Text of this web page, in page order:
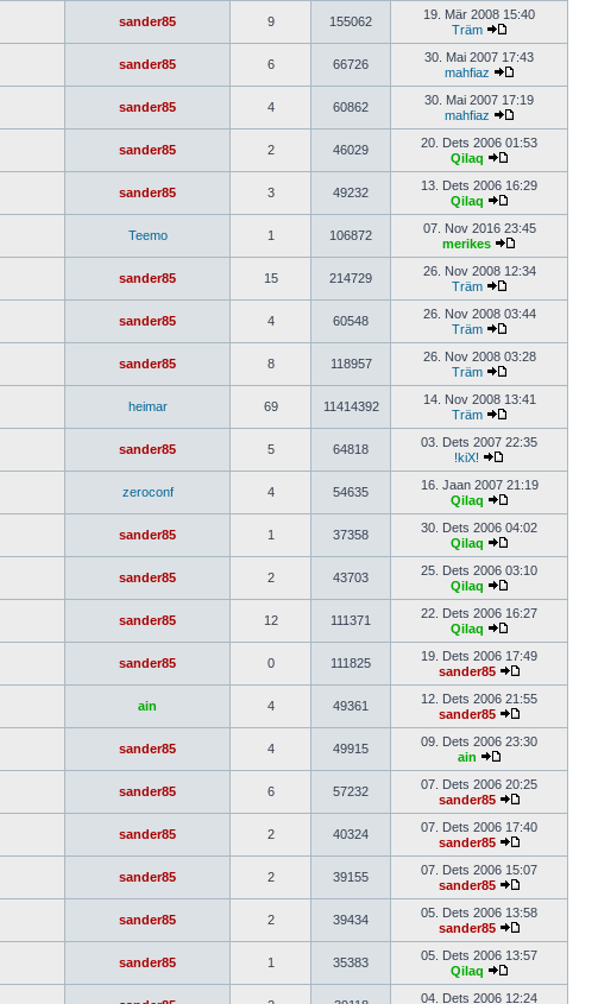
sander85 9 155062
19. Mär 2008 15:40
Träm
sander85 6 66726
30. Mai 2007 17:43
mahfiaz
sander85 4 60862
30. Mai 2007 17:19
mahfiaz
sander85 2 46029
20. Dets 2006 01:53
Qilaq
sander85 3 49232
13. Dets 2006 16:29
Qilaq
Teemo 1 106872
07. Nov 2016 23:45
merikes
sander85 15 214729
26. Nov 2008 12:34
Träm
sander85 4 60548
26. Nov 2008 03:44
Träm
sander85 8 118957
26. Nov 2008 03:28
Träm
heimar 69 11414392
14. Nov 2008 13:41
Träm
sander85 5 64818
03. Dets 2007 22:35
!kiX!
zeroconf 4 54635
16. Jaan 2007 21:19
Qilaq
sander85 1 37358
30. Dets 2006 04:02
Qilaq
sander85 2 43703
25. Dets 2006 03:10
Qilaq
sander85 12 111371
22. Dets 2006 16:27
Qilaq
sander85 0 111825
19. Dets 2006 17:49
sander85
ain 4 49361
12. Dets 2006 21:55
sander85
sander85 4 49915
09. Dets 2006 23:30
ain
sander85 6 57232
07. Dets 2006 20:25
sander85
sander85 2 40324
07. Dets 2006 17:40
sander85
sander85 2 39155
07. Dets 2006 15:07
sander85
sander85 2 39434
05. Dets 2006 13:58
sander85
sander85 1 35383
05. Dets 2006 13:57
Qilaq
04. Dets 2006 12:24